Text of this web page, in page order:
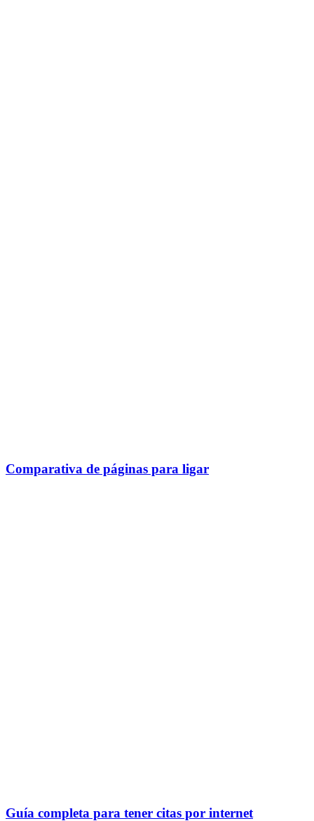
Comparativa de páginas para ligar
Guía completa para tener citas por internet